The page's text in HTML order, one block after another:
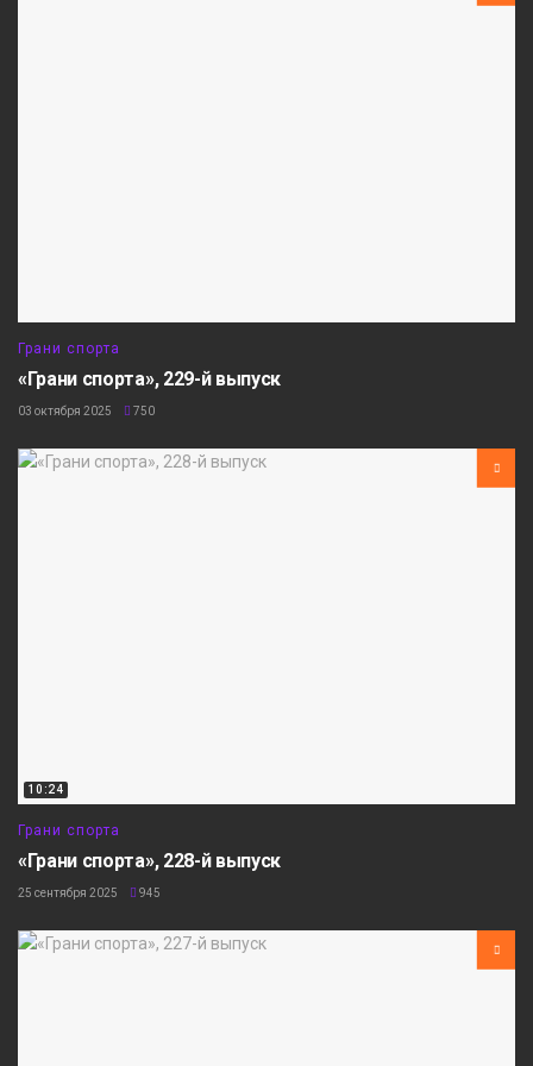
Грани спорта
«Грани спорта», 229-й выпуск
03 октября 2025 750
10:24
Грани спорта
«Грани спорта», 228-й выпуск
25 сентября 2025 945